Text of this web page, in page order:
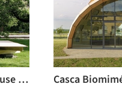
Pavilhão Belvedere / Kawahara Krause Architects